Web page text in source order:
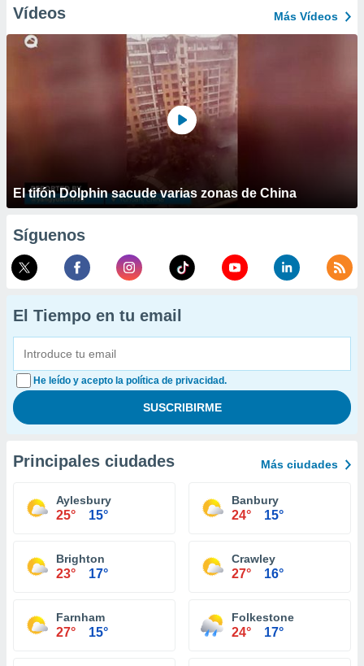
Vídeos Más Vídeos
El tifón Dolphin sacude varias zonas de China
Síguenos
El Tiempo en tu email
He leído y acepto la política de privacidad.
Principales ciudades Más ciudades
Aylesbury
25° 15°
Banbury
24° 15°
Brighton
23° 17°
Crawley
27° 16°
Farnham
27° 15°
Folkestone
24° 17°